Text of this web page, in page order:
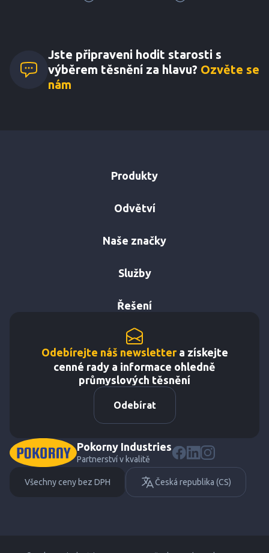
Jste připraveni hodit starosti s
výběrem těsnění za hlavu? Ozvěte se
nám
Produkty
Odvětví
Naše značky
Služby
Řešení
Odebírejte náš newslettera získejte
cenné rady a informace ohledně
průmyslových těsnění
Odebírat
Pokorny Industries
Partnerství v kvalitě
Všechny ceny bez DPH Česká republika (CS)